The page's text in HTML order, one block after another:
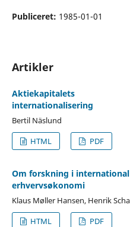
Publiceret: 1985-01-01
Artikler
Aktiekapitalets
internationalisering
Bertil Näslund
HTML
PDF
Om forskning i international
erhvervsøkonomi
Klaus Møller Hansen, Henrik
HTML
PDF